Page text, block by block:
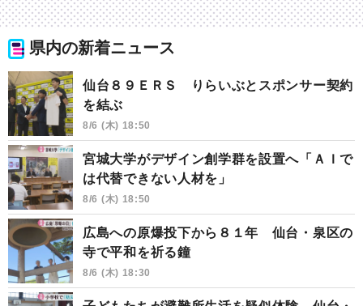
県内の新着ニュース
仙台８９ＥＲＳ りらいぶとスポンサー契約
を結ぶ
8/6 (木) 18:50
宮城大学がデザイン創学群を設置へ「ＡＩで
は代替できない人材を」
8/6 (木) 18:50
広島への原爆投下から８１年 仙台・泉区の
寺で平和を祈る鐘
8/6 (木) 18:30